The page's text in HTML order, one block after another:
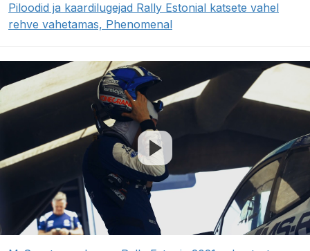
Piloodid ja kaardilugejad Rally Estonial katsete vahel
rehve vahetamas, Phenomenal